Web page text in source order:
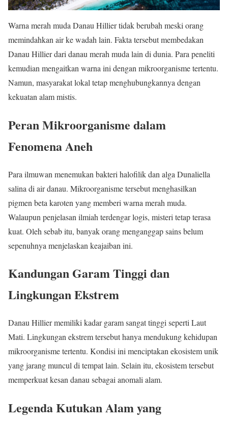
Warna merah muda Danau Hillier tidak berubah meski orang
memindahkan air ke wadah lain. Fakta tersebut membedakan
Danau Hillier dari danau merah muda lain di dunia. Para peneliti
kemudian mengaitkan warna ini dengan mikroorganisme tertentu.
Namun, masyarakat lokal tetap menghubungkannya dengan
kekuatan alam mistis.
Peran Mikroorganisme dalam
Fenomena Aneh
Para ilmuwan menemukan bakteri halofilik dan alga Dunaliella
salina di air danau. Mikroorganisme tersebut menghasilkan
pigmen beta karoten yang memberi warna merah muda.
Walaupun penjelasan ilmiah terdengar logis, misteri tetap terasa
kuat. Oleh sebab itu, banyak orang menganggap sains belum
sepenuhnya menjelaskan keajaiban ini.
Kandungan Garam Tinggi dan
Lingkungan Ekstrem
Danau Hillier memiliki kadar garam sangat tinggi seperti Laut
Mati. Lingkungan ekstrem tersebut hanya mendukung kehidupan
mikroorganisme tertentu. Kondisi ini menciptakan ekosistem unik
yang jarang muncul di tempat lain. Selain itu, ekosistem tersebut
memperkuat kesan danau sebagai anomali alam.
Legenda Kutukan Alam yang